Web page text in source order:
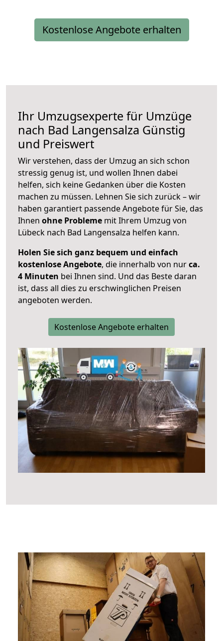
Kostenlose Angebote erhalten
Ihr Umzugsexperte für Umzüge
nach Bad Langensalza Günstig
und Preiswert
Wir verstehen, dass der Umzug an sich schon
stressig genug ist, und wollen Ihnen dabei
helfen, sich keine Gedanken über die Kosten
machen zu müssen. Lehnen Sie sich zurück – wir
haben garantiert passende Angebote für Sie, das
Ihnen ohne Probleme mit Ihrem Umzug von
Lübeck nach Bad Langensalza helfen kann.
Holen Sie sich ganz bequem und einfach
kostenlose Angebote, die innerhalb von nurca.
4 Minuten bei Ihnen sind. Und das Beste daran
ist, dass all dies zu erschwinglichen Preisen
angeboten werden.
Kostenlose Angebote erhalten